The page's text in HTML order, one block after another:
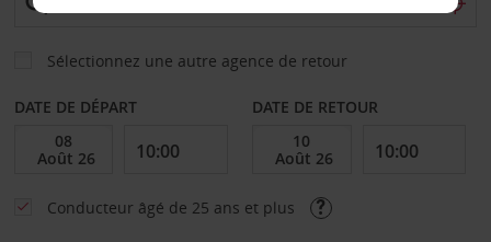
Sélectionnez une autre agence de retour
DATE DE DÉPART DATE DE RETOUR
Conducteur âgé de 25 ans et plus